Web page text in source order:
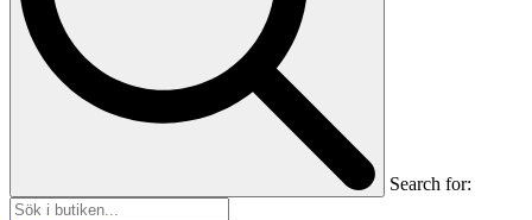
Search for: